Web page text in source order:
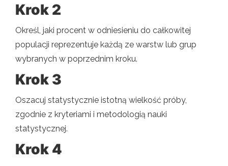
Krok 2
Określ, jaki procent w odniesieniu do całkowitej
populacji reprezentuje każdą ze warstw lub grup
wybranych w poprzednim kroku.
Krok 3
Oszacuj statystycznie istotną wielkość próby,
zgodnie z kryteriami i metodologią nauki
statystycznej.
Krok 4